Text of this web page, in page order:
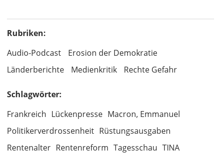
Rubriken:
Audio-Podcast
Erosion der Demokratie
Länderberichte
Medienkritik Rechte Gefahr
Schlagwörter:
Frankreich Lückenpresse Macron, Emmanuel
Politikerverdrossenheit Rüstungsausgaben
Rentenalter Rentenreform Tagesschau TINA